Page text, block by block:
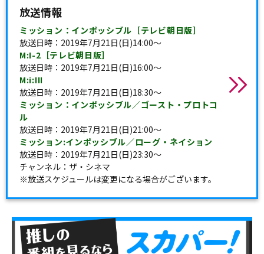
放送情報
ミッション：インポッシブル［テレビ朝日版］
放送日時：2019年7月21日(日)14:00～
M:I-2［テレビ朝日版］
放送日時：2019年7月21日(日)16:00～
M:i:III
放送日時：2019年7月21日(日)18:30～
ミッション：インポッシブル／ゴースト・プロトコ
ル
放送日時：2019年7月21日(日)21:00～
ミッション:インポッシブル／ローグ・ネイション
放送日時：2019年7月21日(日)23:30～
チャンネル：ザ・シネマ
※放送スケジュールは変更になる場合がございます。